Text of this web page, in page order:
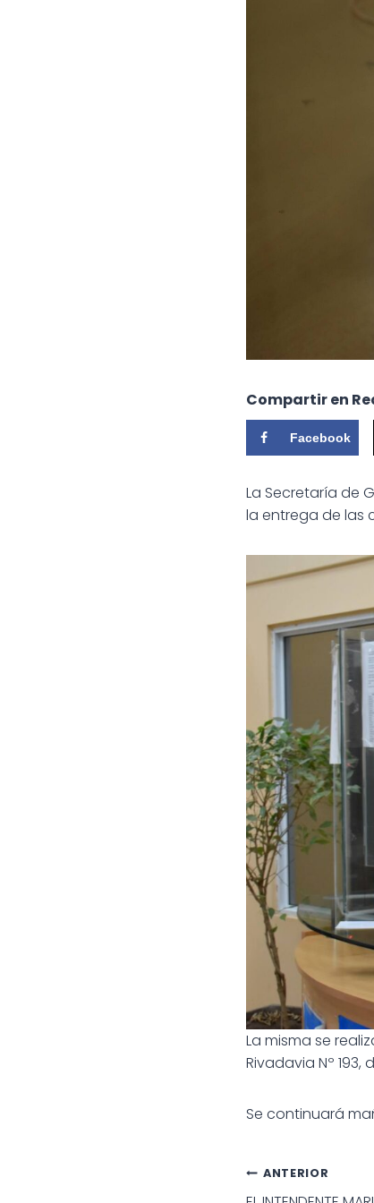
Compartir en
Facebook
La Secretaría de
la entrega de las
La misma se
Rivadavia Nº
Se continuará
ANTERIOR